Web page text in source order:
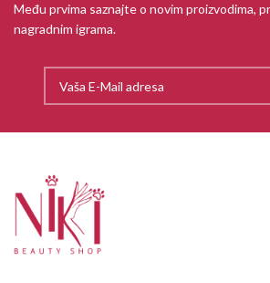
Među prvima saznajte o novim proizvodima,
nagradnim igrama.